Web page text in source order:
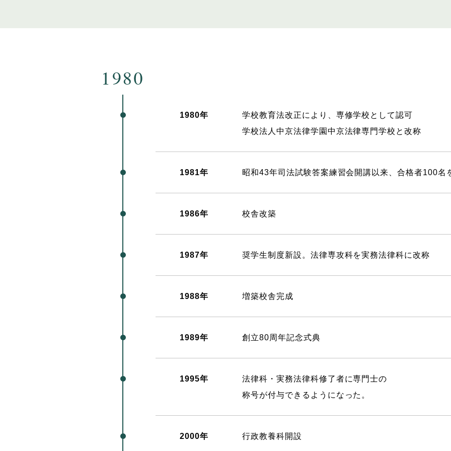
1980年
学校教育法改正により、専修学校として認可
学校法人中京法律学園中京法律専門学校と改称
1981年 昭和43年司法試験答案練習会開講以来、合格者100名
1986年 校舎改築
1987年 奨学生制度新設。法律専攻科を実務法律科に改称
1988年 増築校舎完成
1989年 創立80周年記念式典
1995年
法律科・実務法律科修了者に専門士の
称号が付与できるようになった。
2000年 行政教養科開設